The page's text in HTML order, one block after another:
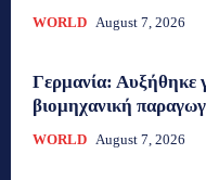
WORLD August 7, 2026
Γερμανία: Αυξήθηκε
βιομηχανική
WORLD August 7, 2026